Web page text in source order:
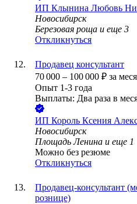
ИП Клынина Любовь
Новосибирск
Березовая роща и еще 3
Откликнуться
Продавец консультант
70 000 – 100 000 ₽ за
Опыт 1-3 года
Выплаты: Два раза в
ИП Король Ксения
Новосибирск
Площадь Ленина и еще 1
Можно без резюме
Откликнуться
Продавец-консультант
рознице)